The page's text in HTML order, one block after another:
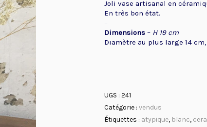
Joli vase artisanal en
En très bon état.
–
Dimensions – H 19 cm
Diamètre au plus large 14
UGS : 241
Catégorie : vendus
Étiquettes : atypique, blanc,